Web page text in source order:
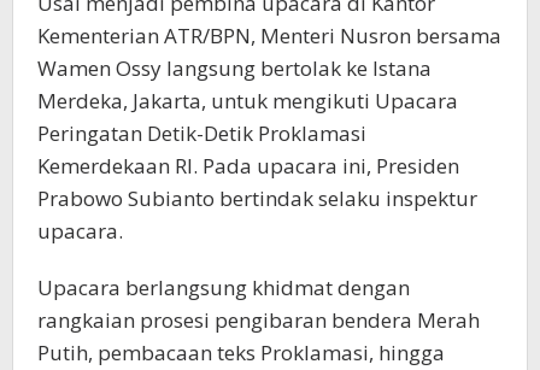
Kementerian ATR/BPN, Menteri Nusron bersama
Wamen Ossy langsung bertolak ke Istana
Merdeka, Jakarta, untuk mengikuti Upacara
Peringatan Detik-Detik Proklamasi
Kemerdekaan RI. Pada upacara ini, Presiden
Prabowo Subianto bertindak selaku inspektur
upacara.
Upacara berlangsung khidmat dengan
rangkaian prosesi pengibaran bendera Merah
Putih, pembacaan teks Proklamasi, hingga